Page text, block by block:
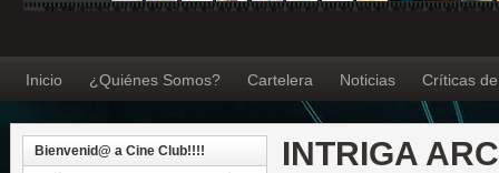
Inicio ¿Quiénes Somos? Cartelera Noticias Críticas
INTRIGA
Bienvenid@ a Cine Club!!!!